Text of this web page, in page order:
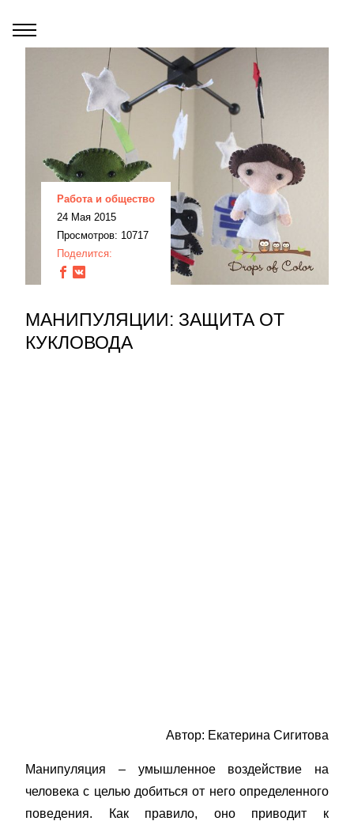
Работа и общество
24 Мая 2015
Просмотров: 10717
Поделится:
МАНИПУЛЯЦИИ: ЗАЩИТА ОТ
КУКЛОВОДА
Автор: Екатерина Сигитова
Манипуляция – умышленное воздействие на
человека с целью добиться от него определенного
поведения. Как правило, оно приводит к